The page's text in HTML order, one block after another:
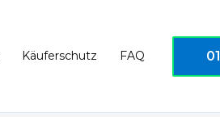
Käuferschutz FAQ